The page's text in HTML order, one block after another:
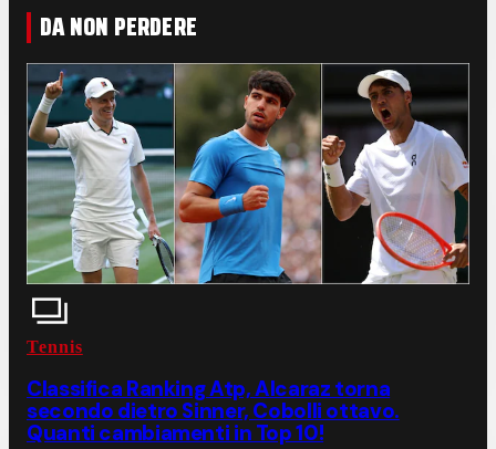
DA NON PERDERE
Tennis
Classifica Ranking Atp, Alcaraz torna
secondo dietro Sinner, Cobolli ottavo.
Quanti cambiamenti in Top 10!